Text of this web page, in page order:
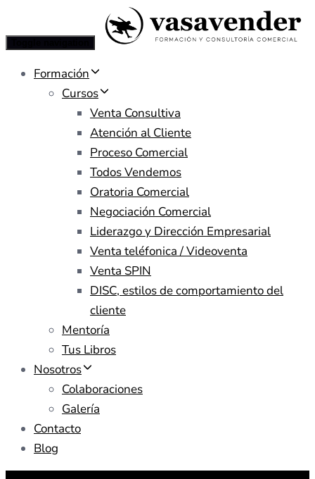
Formación
Cursos
Venta Consultiva
Atención al Cliente
Proceso Comercial
Todos Vendemos
Oratoria Comercial
Negociación Comercial
Liderazgo y Dirección Empresarial
Venta teléfonica / Videoventa
Venta SPIN
DISC, estilos de comportamiento del
cliente
Mentoría
Tus Libros
Nosotros
Colaboraciones
Galería
Contacto
Blog